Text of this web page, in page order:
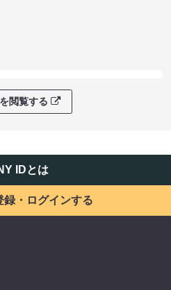
閲覧する
IDとは
録・ログインする